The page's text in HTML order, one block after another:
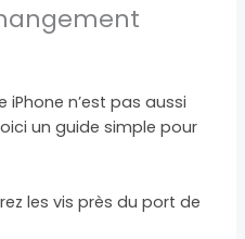
n’est pas aussi
un guide simple pour
les vis près du port de